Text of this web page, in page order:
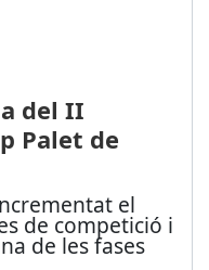
del II
Palet de
el
de competició i
de les fases